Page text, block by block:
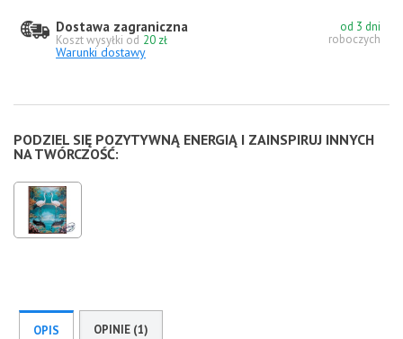
Dostawa zagraniczna
Koszt wysyłki od 20 zł
Warunki dostawy
od 3 dni
roboczych
PODZIEL SIĘ POZYTYWNĄ ENERGIĄ I ZAINSPIRUJ INNYCH
NA TWÓRCZOŚĆ:
OPIS OPINIE (1)